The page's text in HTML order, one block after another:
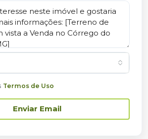
Termos de Uso
Enviar Email